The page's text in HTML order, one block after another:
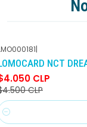
-10%DCTO
|
NCT
CLP
CLP